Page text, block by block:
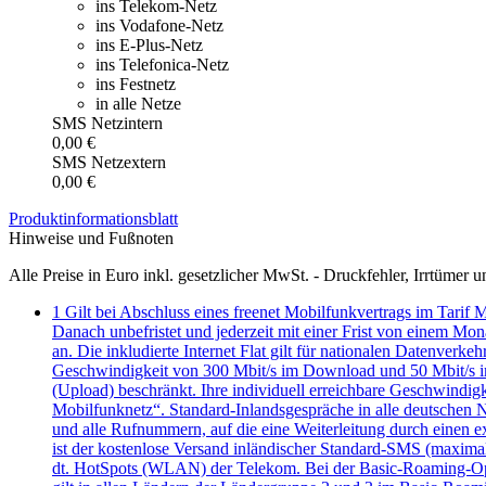
ins Telekom-Netz
ins Vodafone-Netz
ins E-Plus-Netz
ins Telefonica-Netz
ins Festnetz
in alle Netze
SMS Netzintern
0,00 €
SMS Netzextern
0,00 €
Produkt­informationsblatt
Hinweise und Fußnoten
Alle Preise in Euro inkl. gesetzlicher MwSt. - Druckfehler, Irrtümer
1 Gilt bei Abschluss eines freenet Mobilfunkvertrags im Tarif
Danach unbefristet und jederzeit mit einer Frist von einem
an. Die inkludierte Internet Flat gilt für nationalen
Geschwindigkeit von 300 Mbit/s im Download und 50 Mbit/s
(Upload) beschränkt. Ihre individuell erreichbare
Mobilfunknetz“. Standard-Inlandsgespräche in alle
und alle Rufnummern, auf die eine Weiterleitung durch einen
ist der kostenlose Versand inländischer Standard-SMS
dt. HotSpots (WLAN) der Telekom. Bei der Basic-Roaming-